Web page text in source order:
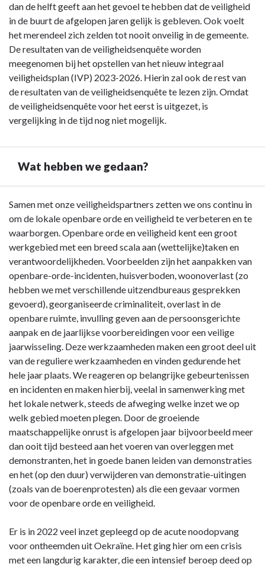
dan de helft geeft aan het gevoel te hebben dat de veiligheid
in de buurt de afgelopen jaren gelijk is gebleven. Ook voelt
het merendeel zich zelden tot nooit onveilig in de gemeente.
De resultaten van de veiligheidsenquête worden
meegenomen bij het opstellen van het nieuw integraal
veiligheidsplan (IVP) 2023-2026. Hierin zal ook de rest van
de resultaten van de veiligheidsenquête te lezen zijn. Omdat
de veiligheidsenquête voor het eerst is uitgezet, is
vergelijking in de tijd nog niet mogelijk.
Wat hebben we gedaan?
Terug
naar
navigatie
Opgave:
Openbare
orde
veiligheid
Wat
hebben
we
gedaan?
Samen met onze veiligheidspartners zetten we ons continu in
om de lokale openbare orde en veiligheid te verbeteren en te
waarborgen. Openbare orde en veiligheid kent een groot
werkgebied met een breed scala aan (wettelijke)taken en
verantwoordelijkheden. Voorbeelden zijn het aanpakken van
openbare-orde-incidenten, huisverboden, woonoverlast (zo
hebben we met verschillende uitzendbureaus gesprekken
gevoerd), georganiseerde criminaliteit, overlast in de
openbare ruimte, invulling geven aan de persoonsgerichte
aanpak en de jaarlijkse voorbereidingen voor een veilige
jaarwisseling. Deze werkzaamheden maken een groot deel uit
van de reguliere werkzaamheden en vinden gedurende het
hele jaar plaats. We reageren op belangrijke gebeurtenissen
en incidenten en maken hierbij, veelal in samenwerking met
het lokale netwerk, steeds de afweging welke inzet we op
welk gebied moeten plegen. Door de groeiende
maatschappelijke onrust is afgelopen jaar bijvoorbeeld meer
dan ooit tijd besteed aan het voeren van overleggen met
demonstranten, het in goede banen leiden van demonstraties
en het (op den duur) verwijderen van demonstratie-uitingen
(zoals van de boerenprotesten) als die een gevaar vormen
voor de openbare orde en veiligheid.
Er is in 2022 veel inzet gepleegd op de acute noodopvang
voor ontheemden uit Oekraïne. Het ging hier om een crisis
met een langdurig karakter, die een intensief beroep deed op